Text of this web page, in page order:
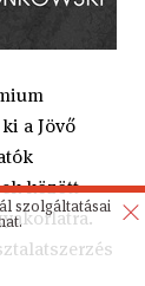
a Jövő
között
szolgáltatásai